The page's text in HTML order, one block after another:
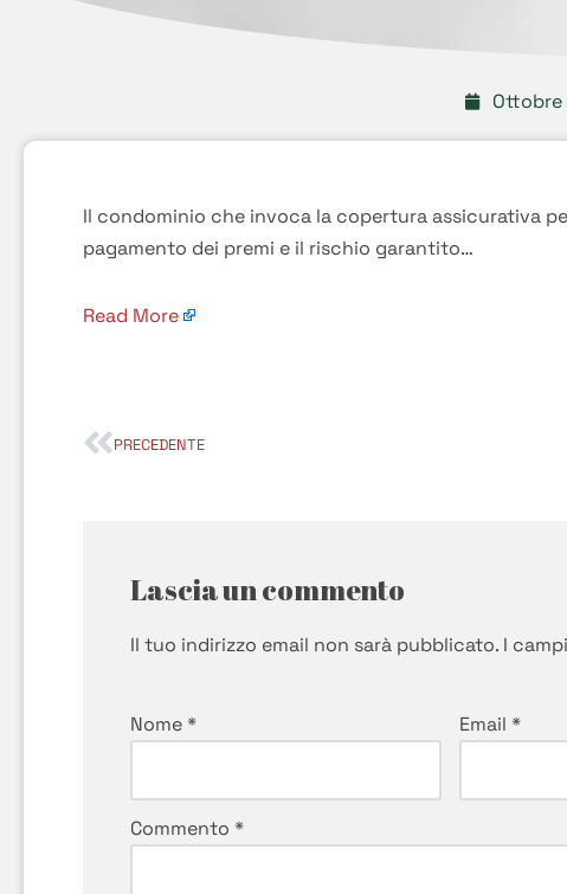
Ottobre
Il condominio che invoca la copertura assicurativa
pagamento dei premi e il rischio garantito…
Read More
PRECEDENTE
Lascia un commento
Il tuo indirizzo email non sarà pubblicato. I
Nome* Email*
Commento *